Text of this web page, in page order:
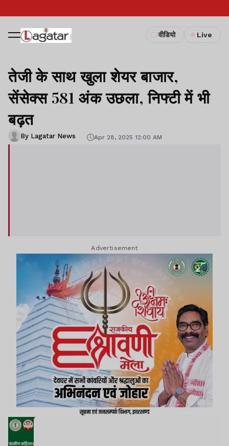
वीडियो Live
तेजी के साथ खुला शेयर बाजार,
सेंसेक्स 581 अंक उछला, निफ्टी में भी
बढ़त
By Lagatar News Apr 28, 2025 12:00 AM
Advertisement